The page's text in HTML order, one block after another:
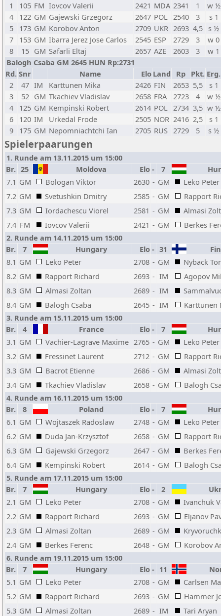
1
105 FM Iovcov Valerii 2421 MDA 2341 1
w ½
4
122 GM Gajewski Grzegorz 2647 POL 2540 3
s 1
5
173 GM Korobov Anton 2709 UKR 2693 4,5 s ½
7
153 GM Ibarra Jerez Jose Carlos 2545 ESP 2729 3
w 0
8
15 GM Safarli Eltaj 2657 AZE 2603 3
w 1
Balogh Csaba GM 2645 HUN Rp:2731
Rd. Snr Name Elo Land Rp Pkt. Erg.
2
47 IM Karttunen Mika 2426 FIN 2653 5,5
s 1
3
52 GM Tkachiev Vladislav 2658 FRA 2723 4
w ½
4
125 GM Kempinski Robert 2614 POL 2734 3,5 w ½
6
120 IM Urkedal Frode 2505 NOR 2416 2,5
s 1
9
175 GM Nepomniachtchi Ian 2705 RUS 2729 5 s ½
Spielerpaarungen
1. Runde am 13.11.2015 um 15:00
Br. 25 Moldova Elo - 7
7.1 GM Bologan Viktor 2630 - GM
Leko Peter
7.2 GM Svetushkin Dmitry 2585 - GM
Rapport
7.3 GM Iordachescu Viorel 2581 - GM
Almasi
7.4 FM Iovcov Valerii 2421 - GM
Berkes
2. Runde am 14.11.2015 um 15:00
Br.
7 Hungary Elo - 31
8.1 GM Leko Peter 2708 - GM
Nyback
8.2 GM Rapport Richard 2693 - IM
Agopov
8.3 GM Almasi Zoltan 2689 - IM
8.4 GM Balogh Csaba 2645 - IM
Karttunen
3. Runde am 15.11.2015 um 15:00
Br.
4 France Elo - 7
3.1 GM Vachier-Lagrave Maxime 2765 - GM
Leko Peter
3.2 GM Fressinet Laurent 2712 - GM
Rapport
3.3 GM Bacrot Etienne 2686 - GM
Almasi
3.4 GM Tkachiev Vladislav 2658 - GM
Balogh
4. Runde am 16.11.2015 um 15:00
Br.
8 Poland Elo - 7
6.1 GM Wojtaszek Radoslaw 2748 - GM
Leko Peter
6.2 GM Duda Jan-Krzysztof 2658 - GM
Rapport
6.3 GM Gajewski Grzegorz 2647 - GM
Berkes
6.4 GM Kempinski Robert 2614 - GM
Balogh
5. Runde am 17.11.2015 um 15:00
Br.
7 Hungary Elo - 2
2.1 GM Leko Peter 2708 - GM
Ivanchuk
2.2 GM Rapport Richard 2693 - GM
Eljanov
2.3 GM Almasi Zoltan 2689 - GM
2.4 GM Berkes Ferenc 2648 - GM
Korobov
6. Runde am 19.11.2015 um 15:00
Br.
7 Hungary Elo - 11
5.1 GM Leko Peter 2708 - GM
Carlsen
5.2 GM Rapport Richard 2693 - GM
Hammer
5.3 GM Almasi Zoltan 2689 - IM
Tari Aryan